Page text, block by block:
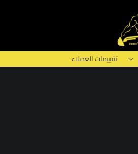
تقييمات العملاء